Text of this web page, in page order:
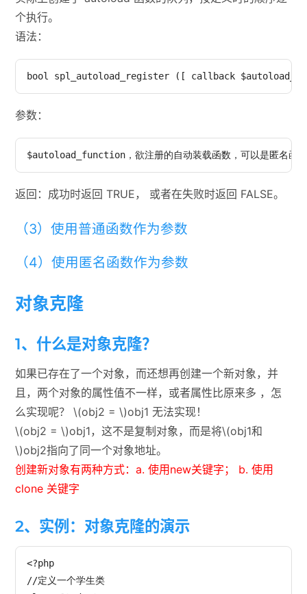
个执行。
语法：
参数：
返回：成功时返回 TRUE， 或者在失败时返回 FALSE。
（3）使用普通函数作为参数
（4）使用匿名函数作为参数
对象克隆
1、什么是对象克隆？
如果已存在了一个对象，而还想再创建一个新对象，并
且，两个对象的属性值不一样，或者属性比原来多 ，怎
么实现呢？ \(obj2 = \)obj1 无法实现！
\(obj2 = \)obj1，这不是复制对象，而是将\(obj1和
\)obj2指向了同一个对象地址。
创建新对象有两种方式：a. 使用new关键字； b. 使用
clone 关键字
2、实例：对象克隆的演示
<?php
//定义一个学生类